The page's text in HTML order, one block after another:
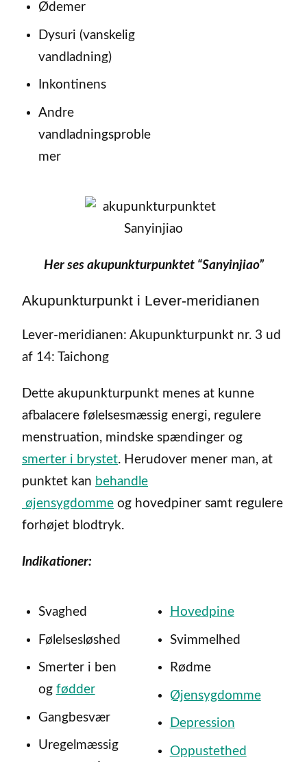
Ødemer
Dysuri (vanskelig
vandladning)
Inkontinens
Andre
vandladningsproble
mer
Her ses akupunkturpunktet “Sanyinjiao”
Akupunkturpunkt i Lever-meridianen
Lever-meridianen: Akupunkturpunkt nr. 3 ud
af 14: Taichong
Dette akupunkturpunkt menes at kunne
afbalacere følelsesmæssig energi, regulere
menstruation, mindske spændinger og
smerter i brystet. Herudover mener man, at
punktet kan behandle
øjensygdomme og hovedpiner samt regulere
forhøjet blodtryk.
Indikationer:
Svaghed
Følelsesløshed
Smerter i ben
og fødder
Gangbesvær
Uregelmæssig
Hovedpine
Svimmelhed
Rødme
Øjensygdomme
Depression
Oppustethed